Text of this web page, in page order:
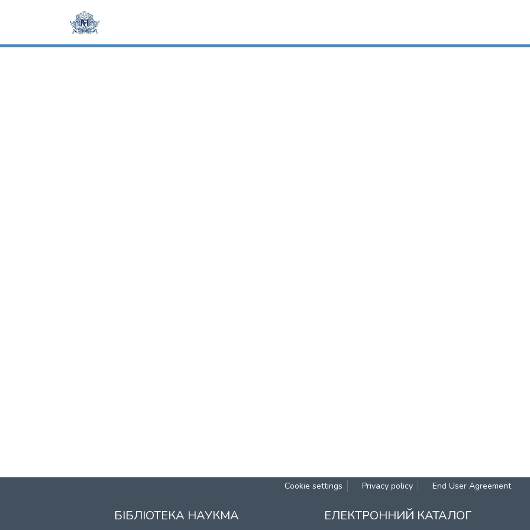
Cookie settings Privacy policy End User Agreement
БІБЛІОТЕКА НАУКМА ЕЛЕКТРОННИЙ КАТАЛОГ